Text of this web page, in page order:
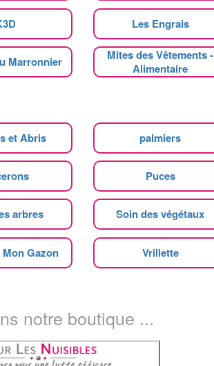
Les Engrais
Marronnier
Mites des Vêtements -
Alimentaire
et Abris palmiers
Puces
arbres Soin des végétaux
Gazon Vrillette
notre boutique ...